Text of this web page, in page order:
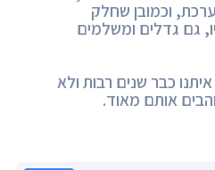
וכמובן שחלק
גם גדלים ומשלמים
כבר שנים רבות ולא
אותם מאוד.